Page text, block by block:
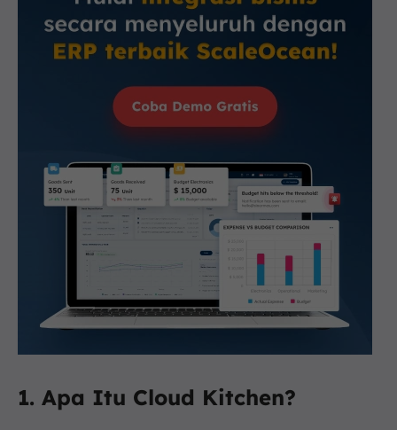
1. Apa Itu Cloud Kitchen?